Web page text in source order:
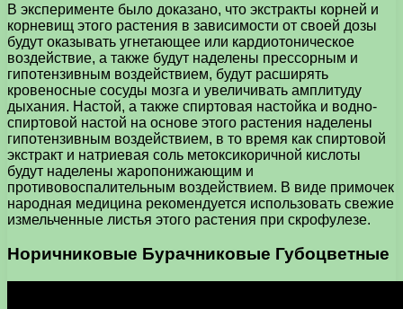
В эксперименте было доказано, что экстракты корней и
корневищ этого растения в зависимости от своей дозы
будут оказывать угнетающее или кардиотоническое
воздействие, а также будут наделены прессорным и
гипотензивным воздействием, будут расширять
кровеносные сосуды мозга и увеличивать амплитуду
дыхания. Настой, а также спиртовая настойка и водно-
спиртовой настой на основе этого растения наделены
гипотензивным воздействием, в то время как спиртовой
экстракт и натриевая соль метоксикоричной кислоты
будут наделены жаропонижающим и
противовоспалительным воздействием. В виде примочек
народная медицина рекомендуется использовать свежие
измельченные листья этого растения при скрофулезе.
Норичниковые Бурачниковые Губоцветные